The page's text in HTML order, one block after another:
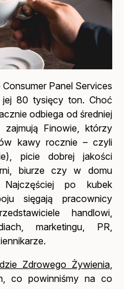
Panel Services
80 tysięcy ton. Choć
odbiega od średniej
zajmują Finowie, którzy
kawy rocznie – czyli
picie dobrej jakości
biurze czy w domu
po kubek
sięgają pracownicy
handlowi,
marketingu, PR,
Zdrowego Żywienia,
co powinniśmy na co